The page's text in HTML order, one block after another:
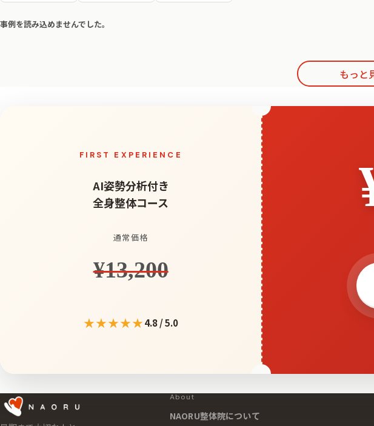
事例を読み込めませんでした。
もっと
FIRST EXPERIENCE
AI姿勢分析付き
全身整体コース
通常価格
¥13,200
★★★★★4.8 / 5.0
About
NAORU整体院について